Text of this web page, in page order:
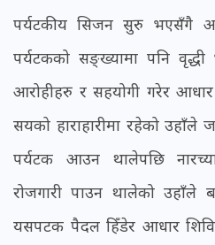
पर्यटकीय सिजन सुरु भएसँगै
पर्यटकको सङ्ख्यामा पनि
आरोहीहरु र सहयोगी गरेर
सयको हाराहारीमा रहेको उहाँले
पर्यटक आउन थालेपछि
रोजगारी पाउन थालेको उहाँले
यसपटक पैदल हिँडेर आधार